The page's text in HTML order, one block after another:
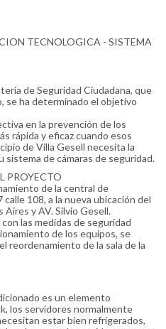
TECNOLOGICA - SISTEMA
de Seguridad Ciudadana, que
ha determinado el objetivo
en la prevención de los
rápida y eficaz cuando esos
de Villa Gesell necesita la
sistema de cámaras de seguridad.
PROYECTO
de la central de
108, a la nueva ubicación del
Aires y AV. Silvio Gesell.
las medidas de seguridad
de los equipos, se
reordenamiento de la sala de la
es un elemento
los servidores normalmente
estar bien refrigerados,